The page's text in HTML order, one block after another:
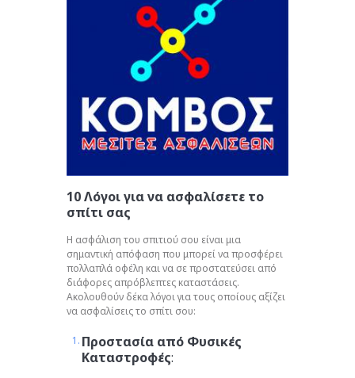
10 Λόγοι για να ασφαλίσετε το
σπίτι σας
Η ασφάλιση του σπιτιού σου είναι μια
σημαντική απόφαση που μπορεί να προσφέρει
πολλαπλά οφέλη και να σε προστατεύσει από
διάφορες απρόβλεπτες καταστάσεις.
Ακολουθούν δέκα λόγοι για τους οποίους αξίζει
να ασφαλίσεις το σπίτι σου:
Προστασία από Φυσικές
Καταστροφές: